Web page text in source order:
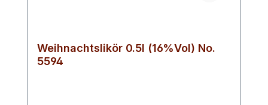
Weihnachtslikör 0.5l (16%Vol) No.
5594